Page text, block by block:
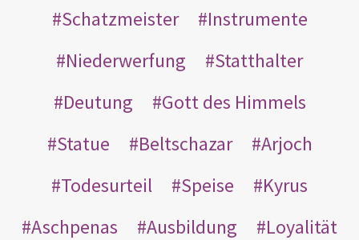
Schatzmeister
Instrumente
Niederwerfung
Statthalter
Deutung
Gott des Himmels
Statue
Beltschazar
Arjoch
Todesurteil
Speise
Kyrus
Aschpenas
Ausbildung
Loyalität